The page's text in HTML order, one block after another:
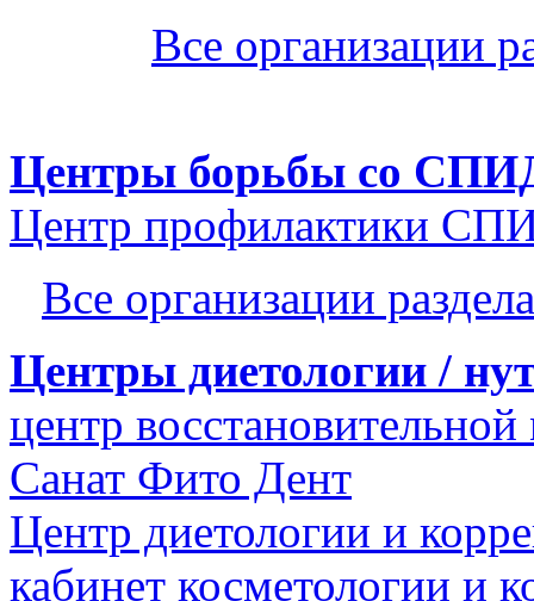
Все организации
Центры борьбы со
Центр профилактики
Все организации
Центры диетологии /
центр
Санат Фито Дент
Центр диетологии и
кабинет косметологии и